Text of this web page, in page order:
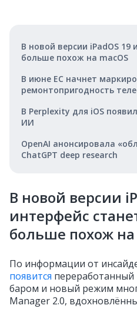
В новой версии iPadOS
больше похож на macOS
В июне ЕС начнет
ремонтопригодность
В Perplexity для iOS
ИИ
OpenAI анонсировала
ChatGPT deep research
В новой версии
интерфейс
больше похож на
По информации от
появится
баром и новый режим
Manager 2.0,